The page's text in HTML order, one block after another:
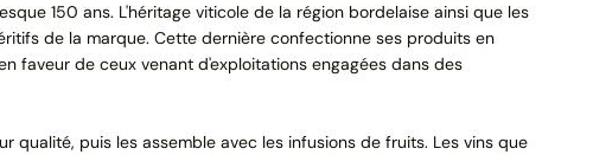
150 ans. L'héritage viticole de la région bordelaise ainsi que les
de la marque. Cette dernière confectionne ses produits en
faveur de ceux venant d'exploitations engagées dans des
qualité, puis les assemble avec les infusions de fruits. Les vins que